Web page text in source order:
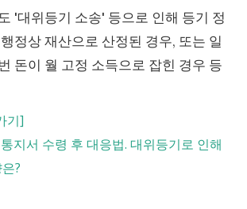
'대위등기 소송' 등으로 인해 등기 정
정상 재산으로 산정된 경우, 또는 일
돈이 월 고정 소득으로 잡힌 경우 등
기]
지서 수령 후 대응법. 대위등기로 인해
?